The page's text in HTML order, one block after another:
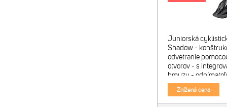
Juniorská
Shadow -
odvetranie
otvorov - s
hmyzu -
2D otočný upínací
výstelky prilby
Znížená cena